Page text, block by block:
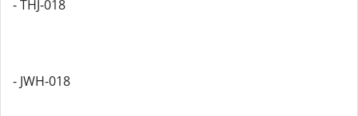
- THJ-018
- JWH-018